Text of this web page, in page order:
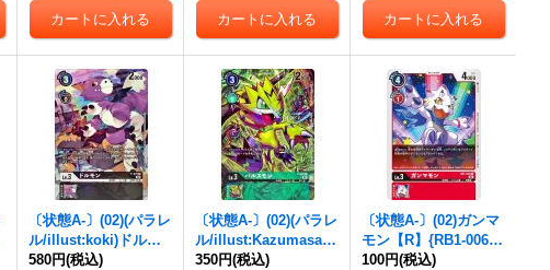
〔状態A-〕(02)(パラレ
ル/illust:koki)ドルモ
ン【P-P】{P-070}
580円(税込)
〔状態A-〕(02)(パラレ
ル/illust:KazumasaYa
sukuni)パルスモン
350円(税込)
〔状態A-〕(02)ガンマ
モン【R】{RB1-006}
《赤》
100円(税込)